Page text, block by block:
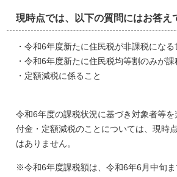
現時点では、以下の質問にはお答え
・令和6年度新たに住民税が非課税になる
・令和6年度新たに住民税均等割のみが
・定額減税に係ること
令和6年度の課税状況に基づき対象者等
付金・定額減税のことについては、現時
はありません。
※令和6年度課税額は、令和6年6月中旬ま